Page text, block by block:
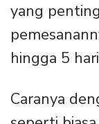
yang
hingga 5
Caranya